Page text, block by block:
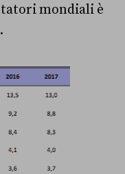
mondiali è
.